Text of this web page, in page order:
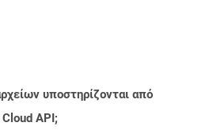
υποστηρίζονται από
API;